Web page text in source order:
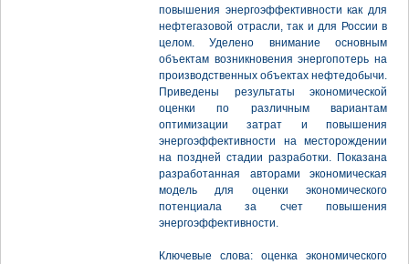
повышения энергоэффективности как для
нефтегазовой отрасли, так и для России в
целом. Уделено внимание основным
объектам возникновения энергопотерь на
производственных объектах нефтедобычи.
Приведены результаты экономической
оценки по различным вариантам
оптимизации затрат и повышения
энергоэффективности на месторождении
на поздней стадии разработки. Показана
разработанная авторами экономическая
модель для оценки экономического
потенциала за счет повышения
энергоэффективности.
Ключевые слова: оценка экономического